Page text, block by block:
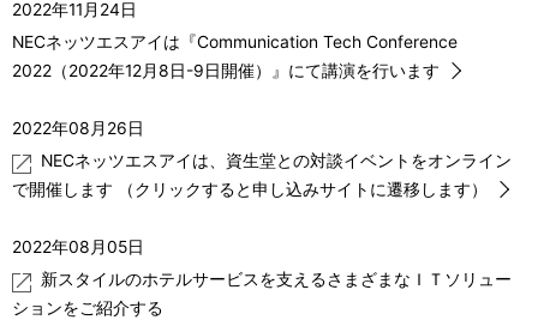
2022年11月24日
NECネッツエスアイは『Communication Tech Conference
2022（2022年12月8日-9日開催）』にて講演を行います
2022年08月26日
NECネッツエスアイは、資生堂との対談イベントをオンライン
で開催します （クリックすると申し込みサイトに遷移します）
2022年08月05日
新スタイルのホテルサービスを支えるさまざまなＩＴソリュー
ションをご紹介する